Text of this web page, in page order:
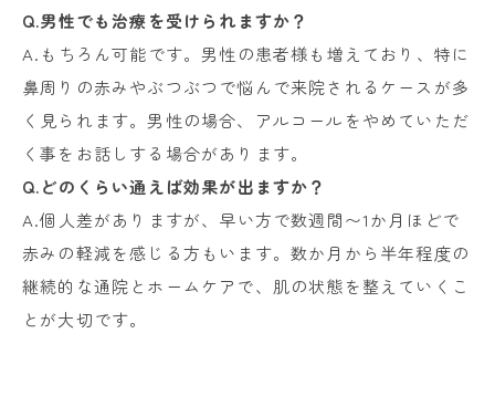
Q.男性でも治療を受けられますか？
A.もちろん可能です。男性の患者様も増えており、特に
鼻周りの赤みやぶつぶつで悩んで来院されるケースが多
く見られます。男性の場合、アルコールをやめていただ
く事をお話しする場合があります。
Q.どのくらい通えば効果が出ますか？
A.個人差がありますが、早い方で数週間〜1か月ほどで
赤みの軽減を感じる方もいます。数か月から半年程度の
継続的な通院とホームケアで、肌の状態を整えていくこ
とが大切です。